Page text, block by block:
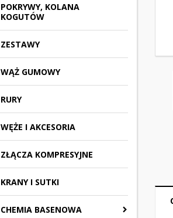
POKRYWY, KOLANA
KOGUTÓW
ZESTAWY
WĄŻ GUMOWY
RURY
WĘŻE I AKCESORIA
ZŁĄCZA KOMPRESYJNE
KRANY I SUTKI
CHEMIA BASENOWA